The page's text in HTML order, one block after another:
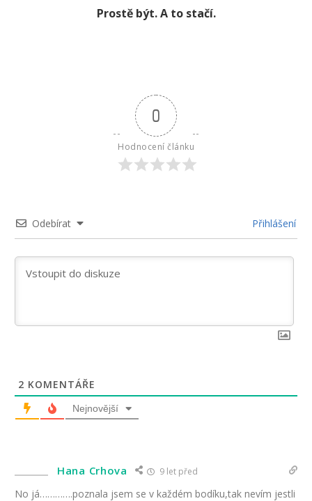
Prostě být. A to stačí.
0
Hodnocení článku
Odebírat Přihlášení
2 KOMENTÁŘE
Nejnovější
Hana Crhova 9 let před
No já………….poznala jsem se v každém bodíku,tak nevím jestli